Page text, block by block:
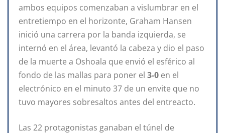
ambos equipos comenzaban a vislumbrar en el
entretiempo en el horizonte, Graham Hansen
inició una carrera por la banda izquierda, se
internó en el área, levantó la cabeza y dio el paso
de la muerte a Oshoala que envió el esférico al
fondo de las mallas para poner el 3-0 en el
electrónico en el minuto 37 de un envite que no
tuvo mayores sobresaltos antes del entreacto.
Las 22 protagonistas ganaban el túnel de